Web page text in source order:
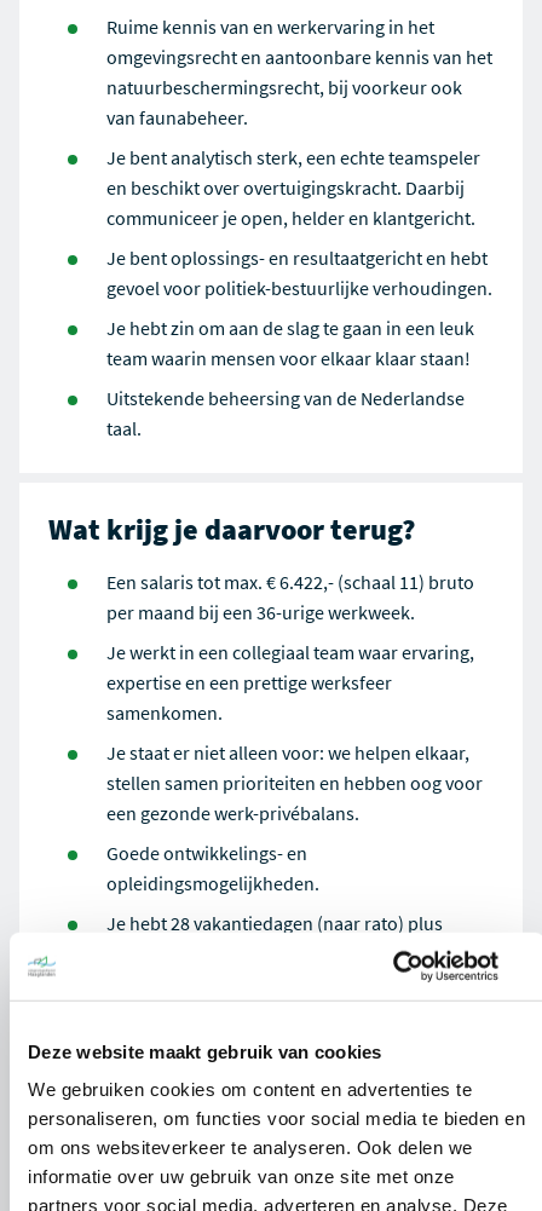
Deze website maakt gebruik van cookies
We gebruiken cookies om content en advertenties te
personaliseren, om functies voor social media te bieden en
om ons websiteverkeer te analyseren. Ook delen we
informatie over uw gebruik van onze site met onze
partners voor social media, adverteren en analyse. Deze
Ruime kennis van en werkervaring in het
omgevingsrecht en aantoonbare kennis van het
natuurbeschermingsrecht, bij voorkeur ook
van faunabeheer.
Je bent analytisch sterk, een echte teamspeler
en beschikt over overtuigingskracht. Daarbij
communiceer je open, helder en klantgericht.
Je bent oplossings- en resultaatgericht en hebt
gevoel voor politiek-bestuurlijke verhoudingen.
Je hebt zin om aan de slag te gaan in een leuk
team waarin mensen voor elkaar klaar staan!
Uitstekende beheersing van de Nederlandse
taal.
Wat krijg je daarvoor terug?
Een salaris tot max. € 6.422,- (schaal 11) bruto
per maand bij een 36-urige werkweek.
Je werkt in een collegiaal team waar ervaring,
expertise en een prettige werksfeer
samenkomen.
Je staat er niet alleen voor: we helpen elkaar,
stellen samen prioriteiten en hebben oog voor
een gezonde werk-privébalans.
Goede ontwikkelings- en
opleidingsmogelijkheden.
Je hebt 28 vakantiedagen (naar rato) plus
Budget van 17,05%.
Mogelijkheid om hybride te werken.
Vergoeding woon-werkverkeer in vorm van ov-
of fietsvergoeding.